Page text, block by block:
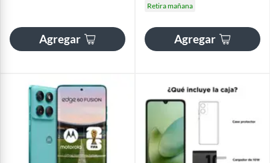
Agregar
Retira mañana
Agregar